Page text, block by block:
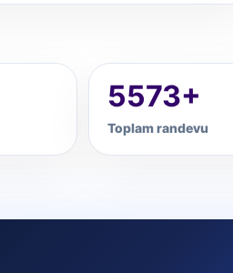
5573+
Toplam randevu